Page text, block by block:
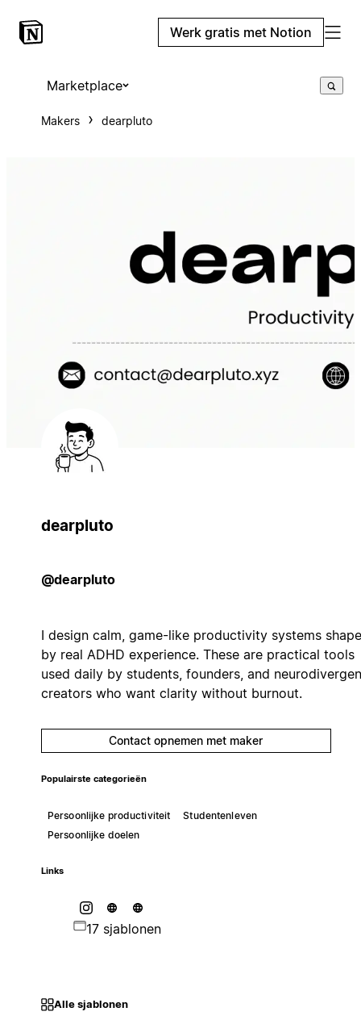
Werk gratis met Notion
Marketplace
Makers dearpluto
dearpluto
@dearpluto
I design calm, game-like productivity systems
by real ADHD experience. These are practical tools
used daily by students, founders, and
creators who want clarity without burnout.
Contact opnemen met maker
Populairste categorieën
Persoonlijke productiviteit
Studentenleven
Persoonlijke doelen
Links
17 sjablonen
Alle sjablonen